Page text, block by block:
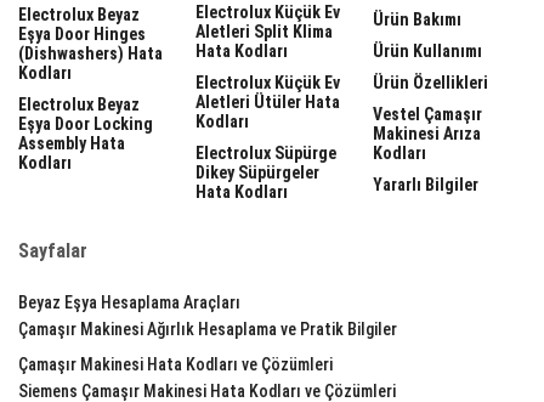
Electrolux Beyaz
Eşya Door Hinges
(dishwashers) Hata
Kodları
Electrolux Beyaz
Eşya Door Locking
Assembly Hata
Kodları
Electrolux Küçük Ev
Aletleri Split Klima
Hata Kodları
Electrolux Küçük Ev
Aletleri Ütüler Hata
Kodları
Electrolux Süpürge
Dikey Süpürgeler
Hata Kodları
Ürün Bakımı
Ürün Kullanımı
Ürün Özellikleri
Vestel Çamaşır
Makinesi Arıza
Kodları
Yararlı Bilgiler
Sayfalar
Beyaz Eşya Hesaplama Araçları
Çamaşır Makinesi Ağırlık Hesaplama ve Pratik Bilgiler
Çamaşır Makinesi Hata Kodları ve Çözümleri
Siemens Çamaşır Makinesi Hata Kodları ve Çözümleri